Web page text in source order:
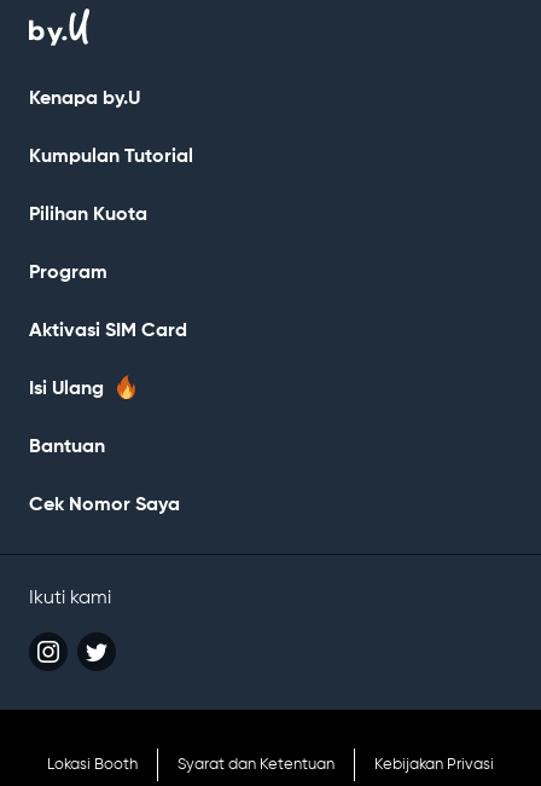
Kenapa by.U
Kumpulan Tutorial
Pilihan Kuota
Program
Aktivasi SIM Card
Isi Ulang
Bantuan
Cek Nomor Saya
Ikuti kami
Catatan
Lokasi Booth Syarat dan Ketentuan Kebijakan Privasi